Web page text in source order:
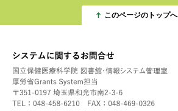
このページのトップへ